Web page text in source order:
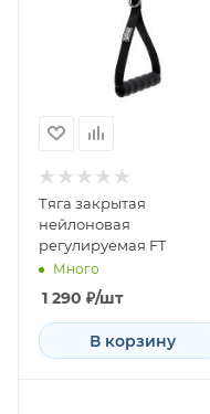
Тяга закрытая
нейлоновая
регулируемая FT
Много
1 290 ₽/шт
В корзину